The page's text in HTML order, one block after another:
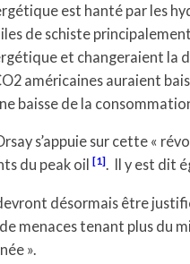
est hanté par les
de schiste
et changeraient la
américaines auraient
baisse de la
s’appuie sur cette «
du peak oil
[1]. Il y est dit
désormais être
menaces tenant plus du
».